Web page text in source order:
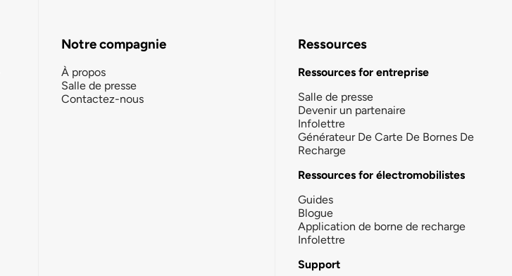
Notre compagnie
À propos
Salle de presse
Contactez-nous
Ressources
Ressources for entreprise
Salle de presse
Devenir un partenaire
Infolettre
Générateur De Carte De Bornes De
Recharge
Ressources for électromobilistes
Guides
Blogue
Application de borne de recharge
Infolettre
Support